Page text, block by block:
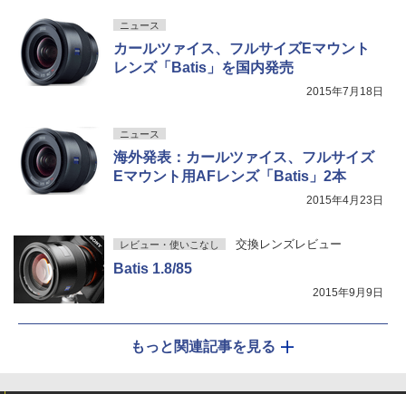
ニュース
カールツァイス、フルサイズEマウント
レンズ「Batis」を国内発売
2015年7月18日
ニュース
海外発表：カールツァイス、フルサイズ
Eマウント用AFレンズ「Batis」2本
2015年4月23日
レビュー・使いこなし 交換レンズレビュー
Batis 1.8/85
2015年9月9日
もっと関連記事を見る